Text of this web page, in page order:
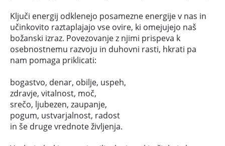
Ključi energij odklenejo posamezne energije v nas in
učinkovito raztaplajajo vse ovire, ki omejujejo naš
božanski izraz. Povezovanje z njimi prispeva k
osebnostnemu razvoju in duhovni rasti, hkrati pa
nam pomaga priklicati:
bogastvo, denar, obilje, uspeh,
zdravje, vitalnost, moč,
srečo, ljubezen, zaupanje,
pogum, ustvarjalnost, radost
in še druge vrednote življenja.